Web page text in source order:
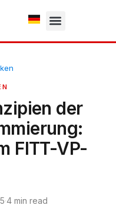
der
FITT-VP-
·4 min read